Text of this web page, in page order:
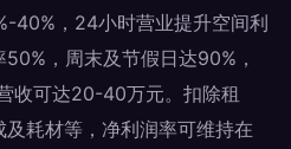
40%，24小时营业提升空间利
，周末及节假日达90%，
收可达20-40万元。扣除租
耗材等，净利润率可维持在